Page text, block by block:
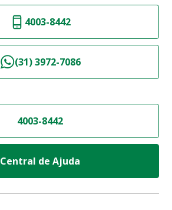
4003-8442
(31) 3972-7086
4003-8442
Central de Ajuda